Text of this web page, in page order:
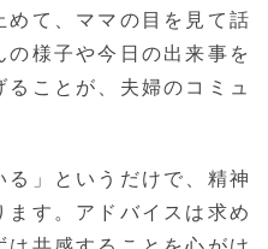
めて、ママの目を見て話
の様子や今日の出来事を
ことが、夫婦のコミュ
る」というだけで、精神
す。アドバイスは求め